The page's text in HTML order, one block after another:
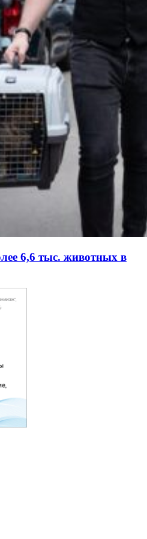
6,6 тыс. животных в